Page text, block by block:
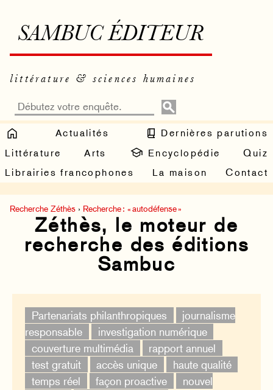
SAMBUC ÉDITEUR
littérature & sciences humaines
Actualités
Dernières parutions
Littérature
Arts Encyclopédie
Quiz
Librairies francophones
La maison Contact
Recherche Zéthès › Recherche : « autodéfense »
Zéthès, le moteur de
recherche des éditions
Sambuc
Partenariats philanthropiques
journalisme
responsable
investigation numérique
couverture multimédia
rapport annuel
test gratuit
accès unique
haute qualité
temps réel
façon proactive
nouvel